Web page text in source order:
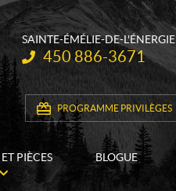
SAINTE-ÉMÉLIE-DE-L'ÉNERGIE
Téléphone :
450 886-3671
PROGRAMME PRIVILÈGES
PIÈCES BLOGUE